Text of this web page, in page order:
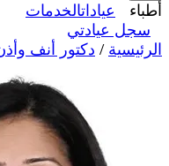
أطباء عياداتالخدمات
سجل عيادتي
الرئيسية / دكتور أنف